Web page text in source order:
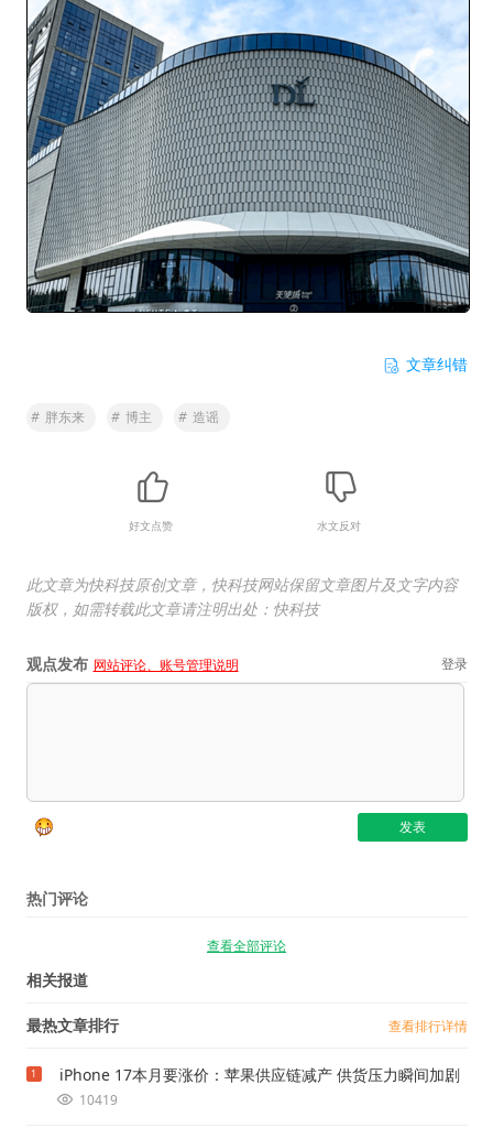
文章纠错
# 胖东来 # 博主 # 造谣
好文点赞 水文反对
此文章为快科技原创文章，快科技网站保留文章图片及文字内容
版权，如需转载此文章请注明出处：快科技
观点发布 网站评论、账号管理说明 登录
热门评论
查看全部评论
相关报道
最热文章排行 查看排行详情
1 iPhone 17本月要涨价：苹果供应链减产 供货压力瞬间加剧
10419